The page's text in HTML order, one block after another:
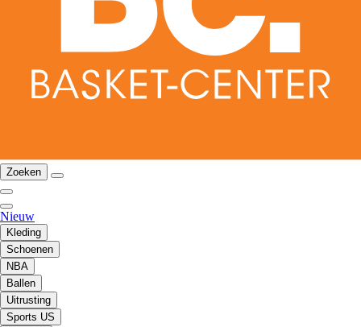
Zoeken
Nieuw
Kleding
Schoenen
NBA
Ballen
Uitrusting
Sports US